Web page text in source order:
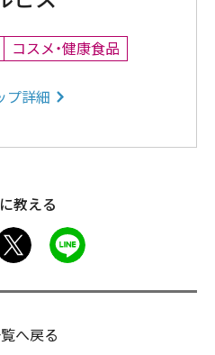
コスメ・健康食品
プ詳細
教える
へ戻る